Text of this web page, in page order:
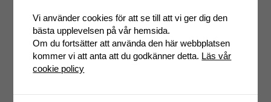
Vi använder cookies för att se till att vi ger dig den
bästa upplevelsen på vår hemsida.
Om du fortsätter att använda den här webbplatsen
kommer vi att anta att du godkänner detta. Läs vår
cookie policy